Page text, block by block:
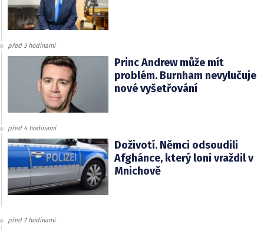
před 3 hodinami
Princ Andrew může mít
problém. Burnham nevylučuje
nové vyšetřování
před 4 hodinami
Doživotí. Němci odsoudili
Afghánce, který loni vraždil v
Mnichově
před 7 hodinami